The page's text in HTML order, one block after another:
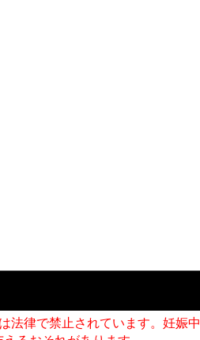
律で禁止されています。妊娠